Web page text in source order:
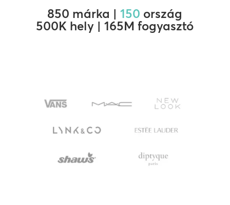
850 márka |150 ország
500K hely | 165M fogyasztó